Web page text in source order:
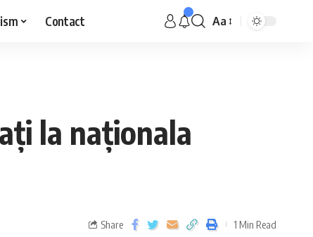
Contact Aa
la naționala
Share 1 Min Read